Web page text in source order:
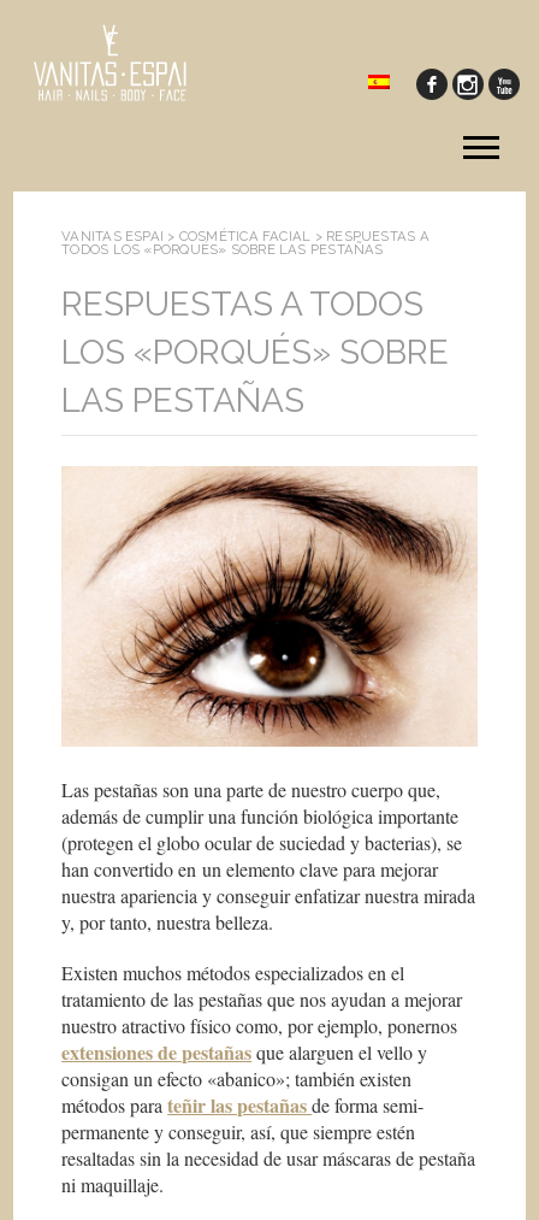
VANITAS ESPAI > COSMÉTICA FACIAL > RESPUESTAS A
TODOS LOS «PORQUÉS» SOBRE LAS PESTAÑAS
RESPUESTAS A TODOS
LOS «PORQUÉS» SOBRE
LAS PESTAÑAS
Las pestañas son una parte de nuestro cuerpo que,
además de cumplir una función biológica importante
(protegen el globo ocular de suciedad y bacterias), se
han convertido en un elemento clave para mejorar
nuestra apariencia y conseguir enfatizar nuestra mirada
y, por tanto, nuestra belleza.
Existen muchos métodos especializados en el
tratamiento de las pestañas que nos ayudan a mejorar
nuestro atractivo físico como, por ejemplo, ponernos
extensiones de pestañasque alarguen el vello y
consigan un efecto «abanico»; también existen
métodos parateñir las pestañasde forma semi-
permanente y conseguir, así, que siempre estén
resaltadas sin la necesidad de usar máscaras de pestaña
ni maquillaje.